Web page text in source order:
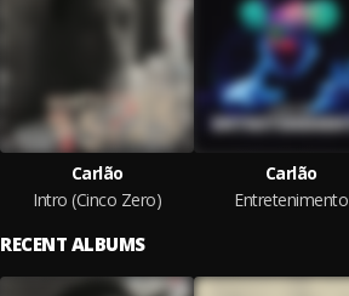
Carlão
Intro (Cinco Zero)
Carlão
Entretenimento
RECENT ALBUMS